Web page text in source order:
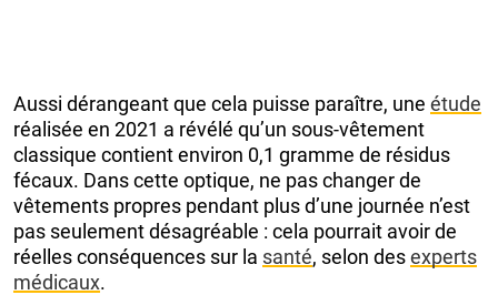
Aussi dérangeant que cela puisse paraître, une étude
réalisée en 2021 a révélé qu’un sous-vêtement
classique contient environ 0,1 gramme de résidus
fécaux. Dans cette optique, ne pas changer de
vêtements propres pendant plus d’une journée n’est
pas seulement désagréable : cela pourrait avoir de
réelles conséquences sur la santé, selon desexperts
médicaux.